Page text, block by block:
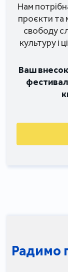
Нам
проєкти та
свободу
культуру і
Ваш внесок
Радимо